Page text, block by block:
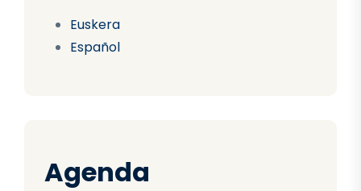
Euskera
Español
Agenda